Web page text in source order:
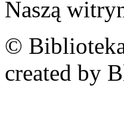
Naszą
©
created by